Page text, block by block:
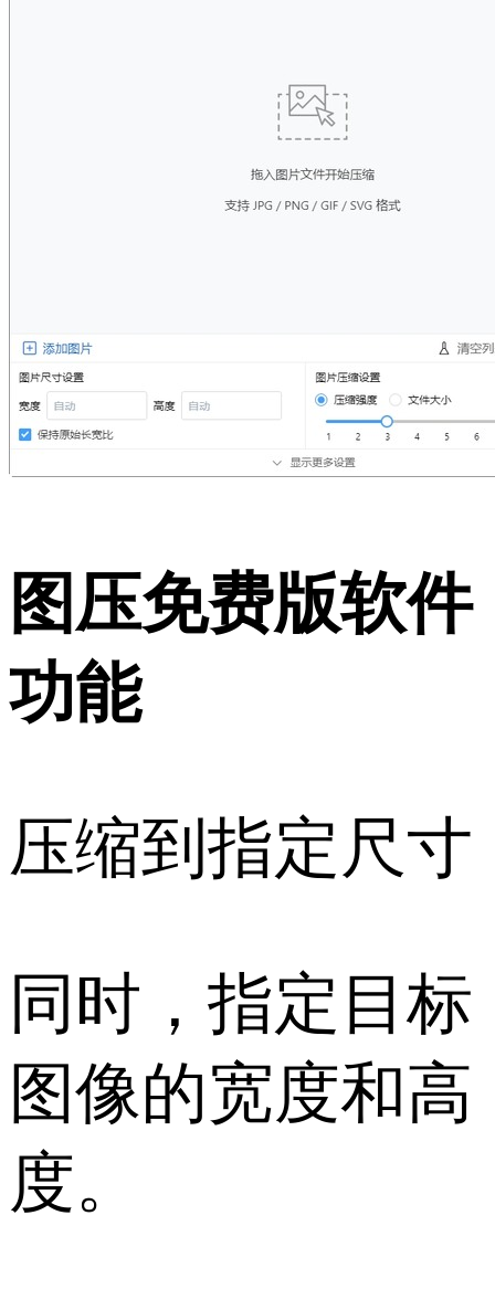
图压免费版软件
功能
压缩到指定尺寸
同时，指定目标
图像的宽度和高
度。